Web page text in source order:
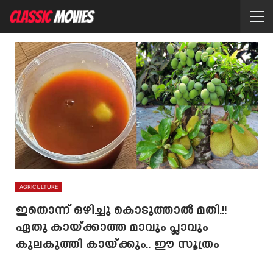
AGRICULTURE
ഇതൊന്ന് ഒഴിച്ചു കൊടുത്താൽ മതി.!!
ഏതു കായ്ക്കാത്ത മാവും പ്ലാവും
കുലകുത്തി കായ്ക്കും.. ഈ സൂത്രം